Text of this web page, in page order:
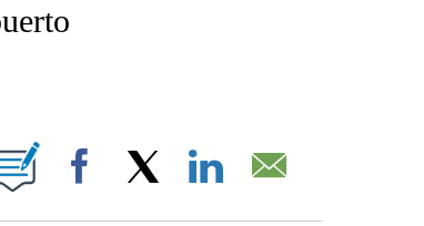
ON "".
Facebook